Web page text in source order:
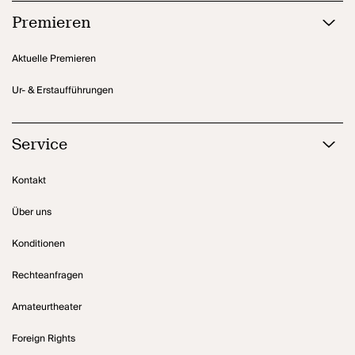
Premieren
Aktuelle Premieren
Ur- & Erstaufführungen
Service
Kontakt
Über uns
Konditionen
Rechteanfragen
Amateurtheater
Foreign Rights